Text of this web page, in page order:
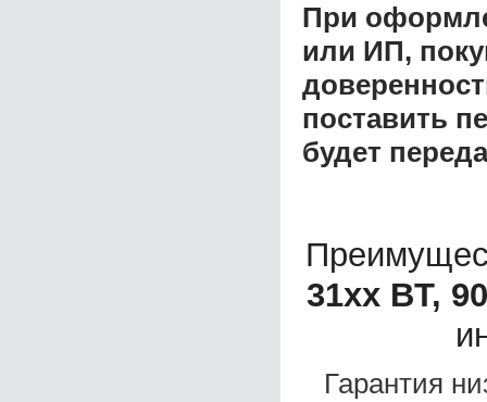
При
или ИП,
поставить
будет
31хх BT,
Гарантия